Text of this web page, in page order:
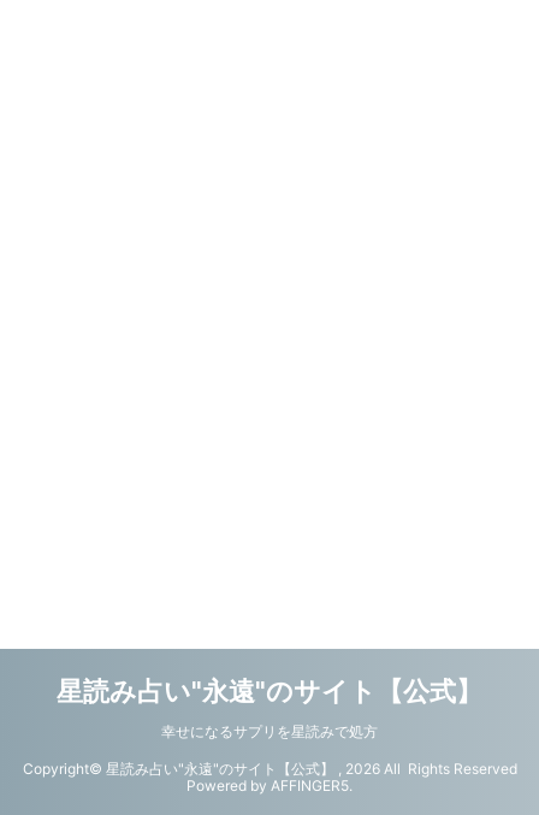
星読み占い"永遠"のサイト【公式】
幸せになるサプリを星読みで処方
Copyright© 星読み占い"永遠"のサイト【公式】 , 2026 All Rights Reserved
Powered by AFFINGER5.